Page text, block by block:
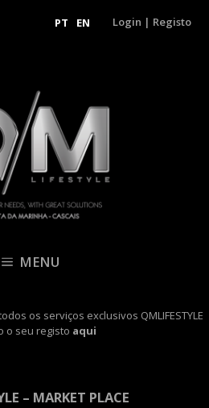
PT EN Login | Registo
MENU
os serviços exclusivos QMLIFESTYLE
o seu registo aqui
– MARKET PLACE